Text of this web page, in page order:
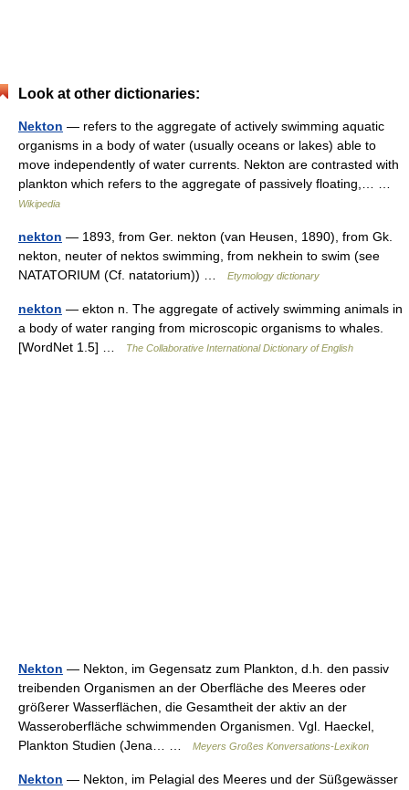
Look at other dictionaries:
Nekton — refers to the aggregate of actively swimming aquatic
organisms in a body of water (usually oceans or lakes) able to
move independently of water currents. Nekton are contrasted with
plankton which refers to the aggregate of passively floating,… …
Wikipedia
nekton — 1893, from Ger. nekton (van Heusen, 1890), from Gk.
nekton, neuter of nektos swimming, from nekhein to swim (see
NATATORIUM (Cf. natatorium)) …
Etymology dictionary
nekton — ekton n. The aggregate of actively swimming animals in
a body of water ranging from microscopic organisms to whales.
[WordNet 1.5] …
The Collaborative International Dictionary of English
Nekton — Nekton, im Gegensatz zum Plankton, d.h. den passiv
treibenden Organismen an der Oberfläche des Meeres oder
größerer Wasserflächen, die Gesamtheit der aktiv an der
Wasseroberfläche schwimmenden Organismen. Vgl. Haeckel,
Plankton Studien (Jena… …
Meyers Großes Konversations-Lexikon
Nekton — Nekton, im Pelagial des Meeres und der Süßgewässer